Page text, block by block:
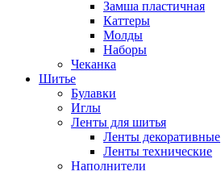
Замша пластичная
Каттеры
Молды
Наборы
Чеканка
Шитье
Булавки
Иглы
Ленты для шитья
Ленты декоративные
Ленты технические
Наполнители